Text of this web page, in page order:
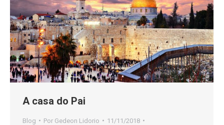
A casa do Pai
Blog Por Gedeon Lidorio
11/11/2018